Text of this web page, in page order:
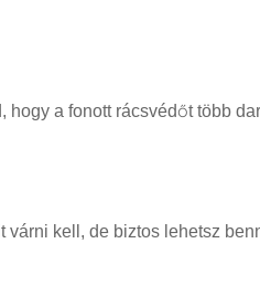
a fonott rácsvédőt több
kell, de biztos lehetsz